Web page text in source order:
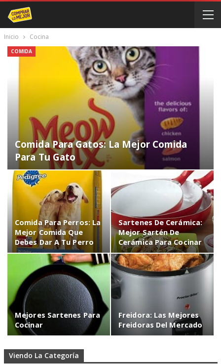
Inicio Cocina
COMIDA
Comida Para Gatos: La Mejor Comida
Para Tu Gato
Comida Para Perros: La
Mejor Comida Que
Debes Dar A Tu Perro
Sartenes De Cerámica:
Mejor Sartén De
Cerámica Para Cocinar
Mejores Sartenes Para
Cocinar
Freidora: Las Mejores
Freidoras Del Mercado
Viendo La Categoría